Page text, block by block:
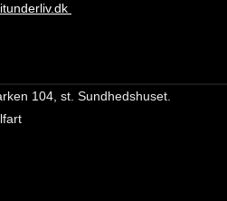
104, st. Sundhedshuset.